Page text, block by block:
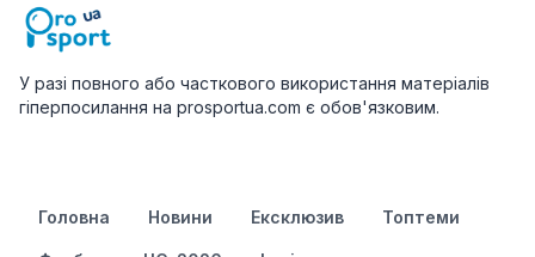
У разі повного або часткового використання матеріалів
гіперпосилання на prosportua.com є обов'язковим.
Головна Новини Ексклюзив Топтеми